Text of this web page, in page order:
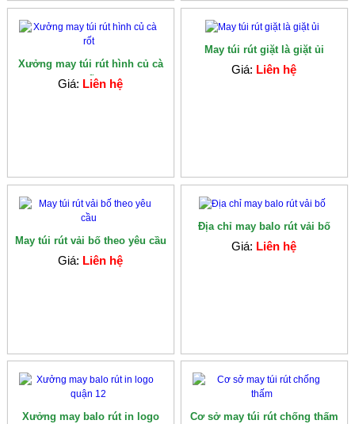
Xưởng may túi rút hình củ cà
rốt
Giá: Liên hệ
May túi rút giặt là giặt ủi
Giá: Liên hệ
May túi rút vải bố theo yêu cầu
Giá: Liên hệ
Địa chỉ may balo rút vải bố
Giá: Liên hệ
Xưởng may balo rút in logo
Cơ sở may túi rút chống thấm